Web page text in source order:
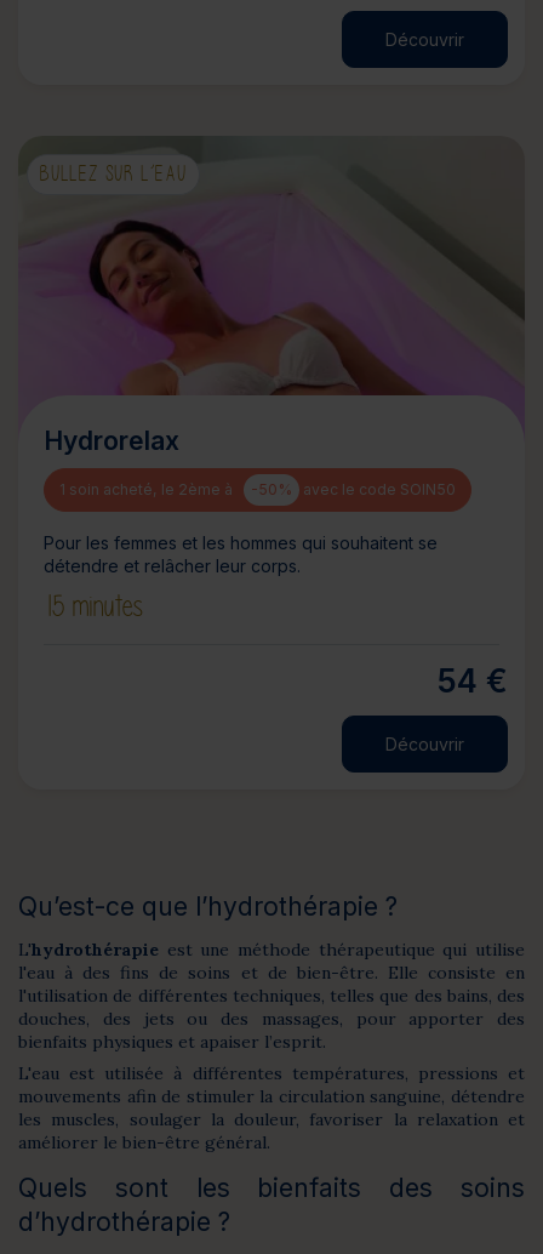
Découvrir
BULLEZ SUR L’EAU
Hydrorelax
1 soin acheté, le 2ème à -50% avec le code SOIN50
Pour les femmes et les hommes qui souhaitent se
détendre et relâcher leur corps.
15 minutes
54 €
Découvrir
Qu’est-ce que l’hydrothérapie ?
L'hydrothérapie est une méthode thérapeutique qui utilise
l'eau à des fins de soins et de bien-être. Elle consiste en
l'utilisation de différentes techniques, telles que des bains, des
douches, des jets ou des massages, pour apporter des
bienfaits physiques et apaiser l’esprit.
L'eau est utilisée à différentes températures, pressions et
mouvements afin de stimuler la circulation sanguine, détendre
les muscles, soulager la douleur, favoriser la relaxation et
améliorer le bien-être général.
Quels sont les bienfaits des soins
d’hydrothérapie ?